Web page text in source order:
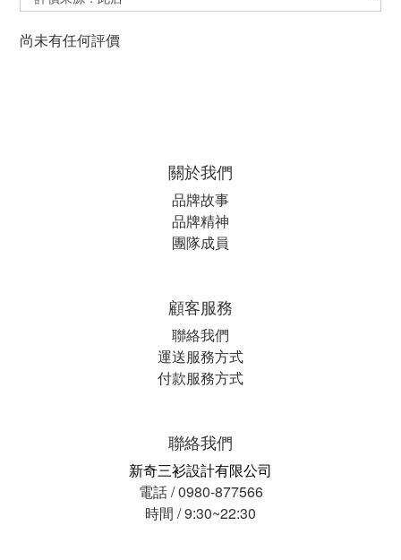
尚未有任何評價
關於我們
品牌故事
品牌精神
團隊成員
顧客服務
聯絡我們
運送服務方式
付款服務方式
聯絡我們
新奇三衫設計有限公司
電話 / 0980-877566
時間 / 9:30~22:30